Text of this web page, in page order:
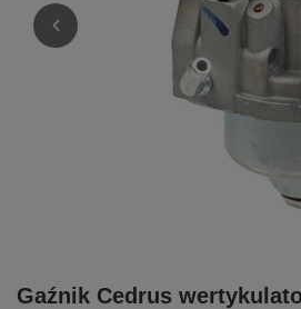
Gaźnik Cedrus